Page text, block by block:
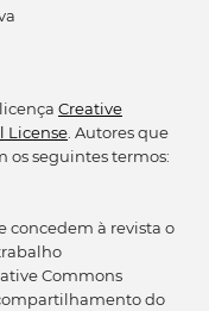
Creative
License. Autores que
os seguintes termos:
concedem à revista o
Commons
do